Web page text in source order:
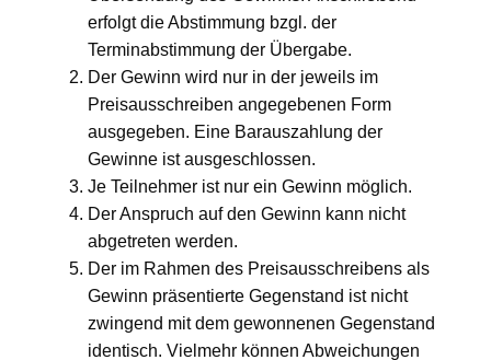
erfolgt die Abstimmung bzgl. der
Terminabstimmung der Übergabe.
Der Gewinn wird nur in der jeweils im
Preisausschreiben angegebenen Form
ausgegeben. Eine Barauszahlung der
Gewinne ist ausgeschlossen.
Je Teilnehmer ist nur ein Gewinn möglich.
Der Anspruch auf den Gewinn kann nicht
abgetreten werden.
Der im Rahmen des Preisausschreibens als
Gewinn präsentierte Gegenstand ist nicht
zwingend mit dem gewonnenen Gegenstand
identisch. Vielmehr können Abweichungen